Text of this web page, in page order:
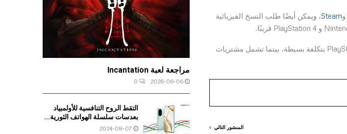
وSteam، ويمكن أيضًا طلب النسخ الفيزيائية
يمكن للاعبين الذين يشترون النسخة الرقمية من PlayStation 4 ترقية نسختهم إلى PlayStation 5 بتكلفة بسيطة، بينما تشمل مشتريات
المنشور التالي
مراجعة لعبة Incantation
2026-06-06
0
التقط الروح التنافسية للأولمبياد
بعدسات سلسلة الهواتف الثورية...
2024-08-07